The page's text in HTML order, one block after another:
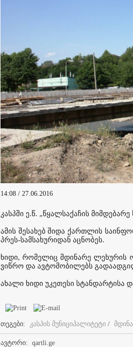
14:08 / 27.06.2016
კასპში ე.წ. „წყალსაქაჩის
ამის შესახებ შიდა ქართლის
პრეს-სამსახურიდან აცნობეს.
ხიდი, რომელიც მდინარე ლეხურის
ვიწრო და ავტომობილებს
ახალი ხიდი უკეთესი სტანდარტისა
თეგები:
კასპის მუნიციპალიტეტი /
ავტორი:
qartli.ge